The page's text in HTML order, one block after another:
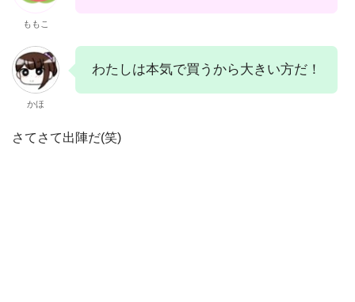
ももこ
かほ
わたしは本気で買うから大きい方だ！
さてさて出陣だ(笑)